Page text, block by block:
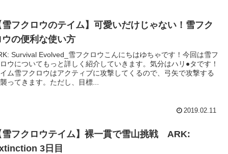
雪フクロウのテイム】可愛いだけじゃない！雪フク
ウの便利な使い方
Survival Evolved_雪フクロウこんにちはゆちゃです！今回は雪フ
ウについてもっと詳しく紹介していきます。気分はハリ●タです！
ム雪フクロウはアクティブに攻撃してくるので、弓矢で攻撃する
ってきます。ただし、目標...
2019.02.11
雪フクロウテイム】裸一貫で雪山挑戦 ARK:
3日目